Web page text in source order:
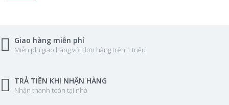
Giao hàng miễn phí
Miễn phí giao hàng với đơn hàng trên 1 triệu
TRẢ TIỀN KHI NHẬN HÀNG
Nhận thanh toán tại nhà